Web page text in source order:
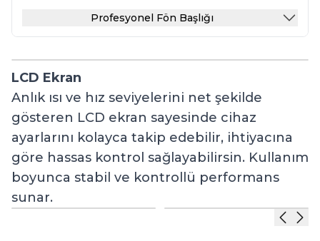
Profesyonel Fön Başlığı
LCD Ekran
Anlık ısı ve hız seviyelerini net şekilde
gösteren LCD ekran sayesinde cihaz
ayarlarını kolayca takip edebilir, ihtiyacına
göre hassas kontrol sağlayabilirsin. Kullanım
boyunca stabil ve kontrollü performans
sunar.